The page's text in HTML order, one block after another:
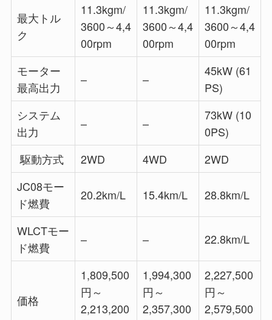
最大トル
ク
11.3kgm/
3600～4,4
00rpm
11.3kgm/
3600～4,4
00rpm
11.3kgm/
3600～4,4
00rpm
モーター
最高出力
– –
45kW (61
PS)
システム
出力
– –
73kW (10
0PS)
駆動方式
2WD 4WD
2WD
JC08モー
ド燃費
20.2km/L 15.4km/L 28.8km/L
WLCTモー
ド燃費
– – 22.8km/L
価格
1,809,500
円～
2,213,200
1,994,300
円～
2,357,300
2,227,500
円～
2,579,500